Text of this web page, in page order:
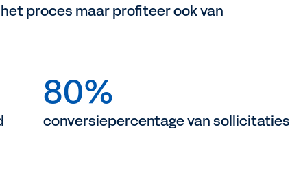
proces maar profiteer ook van
80%
conversiepercentage van sollicitaties